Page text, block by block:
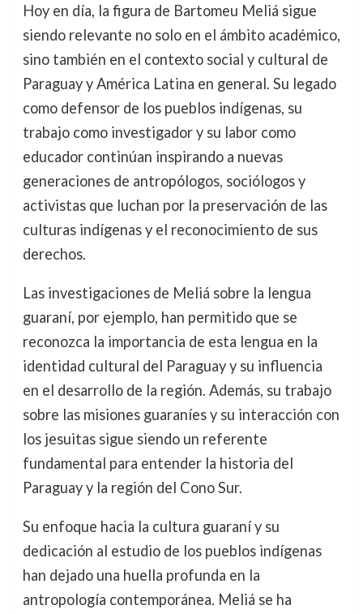
Hoy en día, la figura de Bartomeu Meliá sigue
siendo relevante no solo en el ámbito académico,
sino también en el contexto social y cultural de
Paraguay y América Latina en general. Su legado
como defensor de los pueblos indígenas, su
trabajo como investigador y su labor como
educador continúan inspirando a nuevas
generaciones de antropólogos, sociólogos y
activistas que luchan por la preservación de las
culturas indígenas y el reconocimiento de sus
derechos.
Las investigaciones de Meliá sobre la lengua
guaraní, por ejemplo, han permitido que se
reconozca la importancia de esta lengua en la
identidad cultural del Paraguay y su influencia
en el desarrollo de la región. Además, su trabajo
sobre las misiones guaraníes y su interacción con
los jesuitas sigue siendo un referente
fundamental para entender la historia del
Paraguay y la región del Cono Sur.
Su enfoque hacia la cultura guaraní y su
dedicación al estudio de los pueblos indígenas
han dejado una huella profunda en la
antropología contemporánea. Meliá se ha